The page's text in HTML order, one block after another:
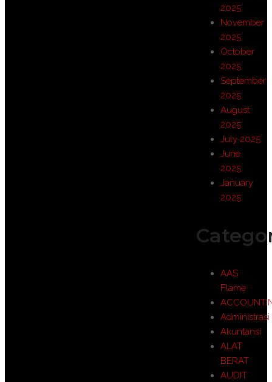
2025
November
2025
October
2025
September
2025
August
2025
July 2025
June
2025
January
2025
AAS
Flame
Administrasi
Akuntansi
ALAT
BERAT
AUDIT